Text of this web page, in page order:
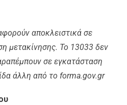
αποκλειστικά σε
μετακίνησης. Το 13033 δεν
σε εγκατάσταση
άλλη από το forma.gov.gr